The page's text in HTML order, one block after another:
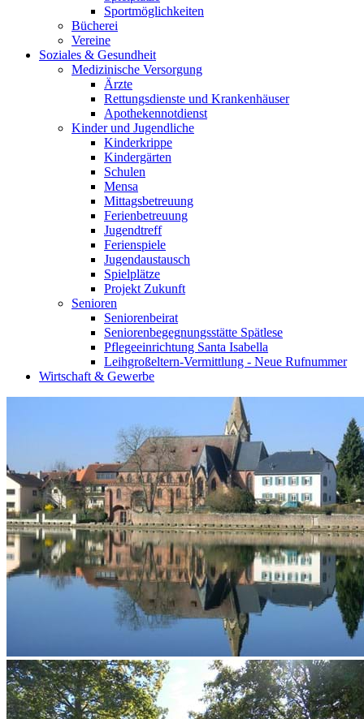
Sportmöglichkeiten
Bücherei
Vereine
Soziales & Gesundheit
Medizinische Versorgung
Ärzte
Rettungsdienste und Krankenhäuser
Apothekennotdienst
Kinder und Jugendliche
Kinderkrippe
Kindergärten
Schulen
Mensa
Mittagsbetreuung
Ferienbetreuung
Jugendtreff
Ferienspiele
Jugendaustausch
Spielplätze
Projekt Zukunft
Senioren
Seniorenbeirat
Seniorenbegegnungsstätte Spätlese
Pflegeeinrichtung Santa Isabella
Leihgroßeltern-Vermittlung - Neue Rufnummer
Wirtschaft & Gewerbe